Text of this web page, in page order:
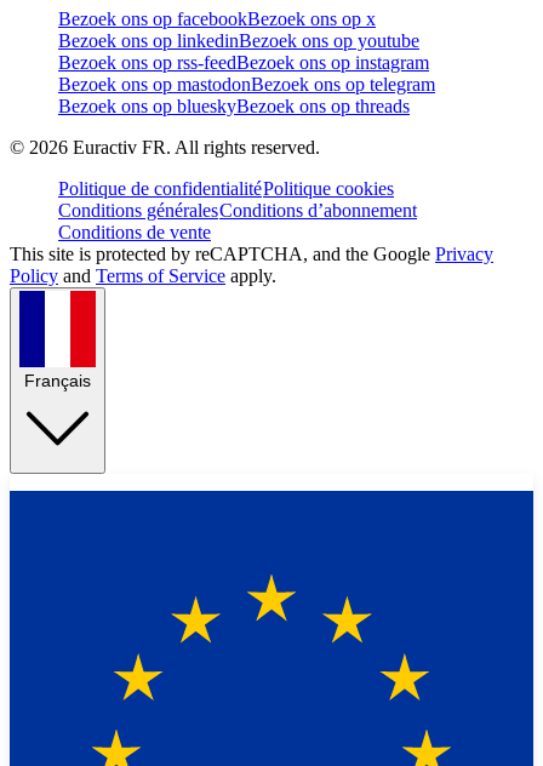
Bezoek ons op facebookBezoek ons op x
Bezoek ons op linkedinBezoek ons op youtube
Bezoek ons op rss-feedBezoek ons op instagram
Bezoek ons op mastodonBezoek ons op telegram
Bezoek ons op blueskyBezoek ons op threads
© 2026 Euractiv FR. All rights reserved.
Politique de confidentialitéPolitique cookies
Conditions généralesConditions d’abonnement
Conditions de vente
This site is protected by reCAPTCHA, and the Google Privacy
Policy and Terms of Service apply.
Français